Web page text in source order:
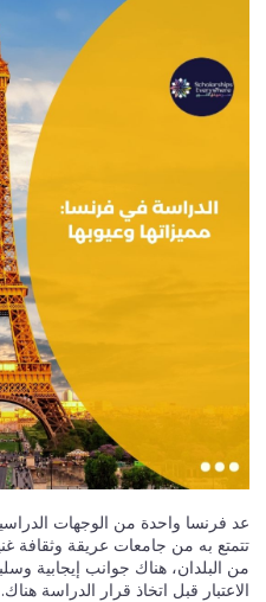
عد فرنسا واحدة من الوجهات
تتمتع به من جامعات عريقة وثقافة
من البلدان، هناك جوانب إيجابية
الاعتبار قبل اتخاذ قرار الدراسة هناك.